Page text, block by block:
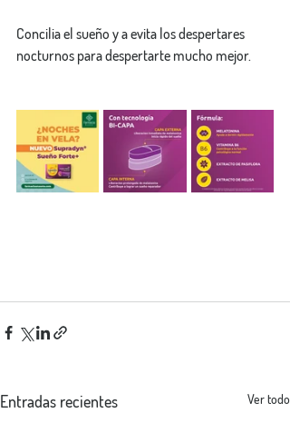
Concilia el sueño y a evita los despertares
nocturnos para despertarte mucho mejor.
Entradas recientes Ver todo